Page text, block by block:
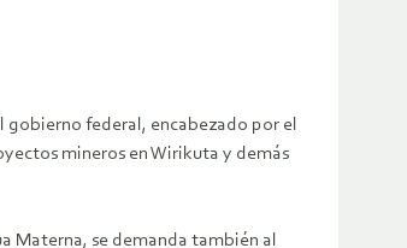
federal, encabezado por el
mineros en Wirikuta y demás
Materna, se demanda también al